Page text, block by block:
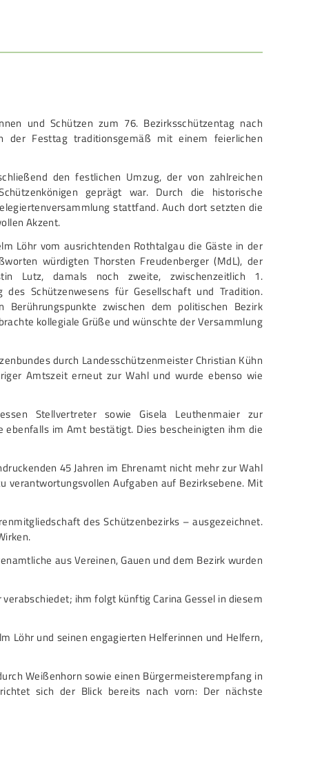
und Schützen zum 76. Bezirksschützentag nach
der Festtag traditionsgemäß mit einem feierlichen
den festlichen Umzug, der von zahlreichen
geprägt war. Durch die historische
stattfand. Auch dort setzten die
Akzent.
Löhr vom ausrichtenden Rothtalgau die Gäste in der
würdigten Thorsten Freudenberger (MdL), der
Lutz, damals noch zweite, zwischenzeitlich 1.
Schützenwesens für Gesellschaft und Tradition.
zwischen dem politischen Bezirk
kollegiale Grüße und wünschte der Versammlung
durch Landesschützenmeister Christian Kühn
Amtszeit erneut zur Wahl und wurde ebenso wie
Stellvertreter sowie Gisela Leuthenmaier zur
im Amt bestätigt. Dies bescheinigten ihm die
45 Jahren im Ehrenamt nicht mehr zur Wahl
verantwortungsvollen Aufgaben auf Bezirksebene. Mit
des Schützenbezirks – ausgezeichnet.
aus Vereinen, Gauen und dem Bezirk wurden
ihm folgt künftig Carina Gessel in diesem
Löhr und seinen engagierten Helferinnen und Helfern,
Weißenhorn sowie einen Bürgermeisterempfang in
sich der Blick bereits nach vorn: Der nächste